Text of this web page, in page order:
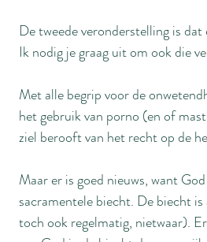
De tweede veronderstelling is dat
Ik nodig je graag uit om ook die
Met alle begrip voor de
het gebruik van porno (en of
ziel berooft van het recht op de
Maar er is goed nieuws, want
sacramentele biecht. De biecht
toch ook regelmatig, nietwaar).